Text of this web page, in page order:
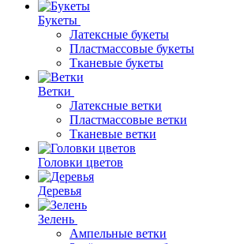
Букеты
Латексные букеты
Пластмассовые букеты
Тканевые букеты
Ветки
Латексные ветки
Пластмассовые ветки
Тканевые ветки
Головки цветов
Деревья
Зелень
Ампельные ветки